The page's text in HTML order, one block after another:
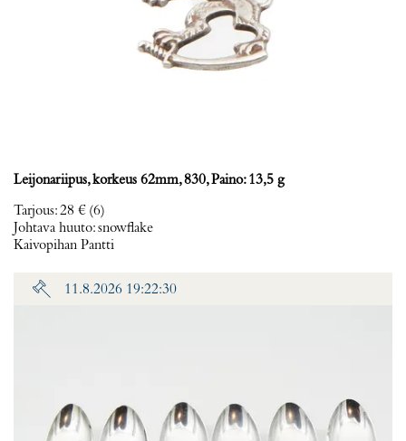
Leijonariipus, korkeus 62mm, 830, Paino: 13,5 g
Tarjous:28 € (6)
Johtava huuto:snowflake
Kaivopihan Pantti
11.8.2026 19:22:30